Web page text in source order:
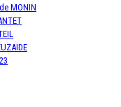
MONIN